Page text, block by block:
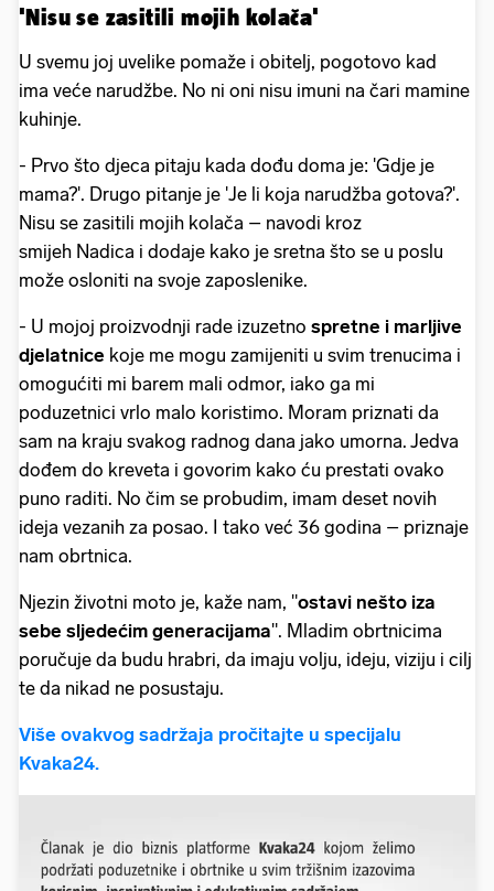
'Nisu se zasitili mojih kolača'
U svemu joj uvelike pomaže i obitelj, pogotovo kad
ima veće narudžbe. No ni oni nisu imuni na čari mamine
kuhinje.
- Prvo što djeca pitaju kada dođu doma je: 'Gdje je
mama?'. Drugo pitanje je 'Je li koja narudžba gotova?'.
Nisu se zasitili mojih kolača – navodi kroz
smijeh Nadica i dodaje kako je sretna što se u poslu
može osloniti na svoje zaposlenike.
- U mojoj proizvodnji rade izuzetno spretne i marljive
djelatnice koje me mogu zamijeniti u svim trenucima i
omogućiti mi barem mali odmor, iako ga mi
poduzetnici vrlo malo koristimo. Moram priznati da
sam na kraju svakog radnog dana jako umorna. Jedva
dođem do kreveta i govorim kako ću prestati ovako
puno raditi. No čim se probudim, imam deset novih
ideja vezanih za posao. I tako već 36 godina – priznaje
nam obrtnica.
Njezin životni moto je, kaže nam, "ostavi nešto iza
sebe sljedećim generacijama". Mladim obrtnicima
poručuje da budu hrabri, da imaju volju, ideju, viziju i cilj
te da nikad ne posustaju.
Više ovakvog sadržaja pročitajte u specijalu
Kvaka24.